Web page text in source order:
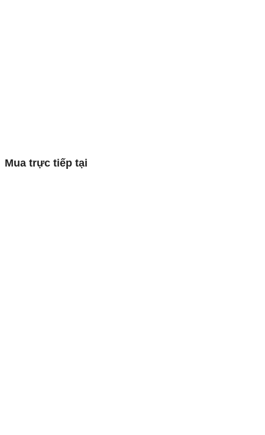
Mua trực tiếp tại